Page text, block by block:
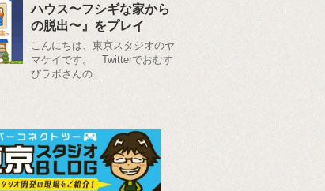
ハウス〜フシギな家から
の脱出〜』をプレイ
こんにちは、東京スタジオのヤ
マケイです。 Twitterでおむす
びラボさんの…